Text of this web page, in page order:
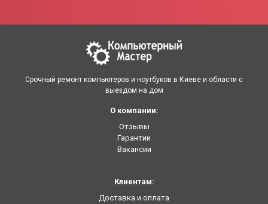
Срочный ремонт компьютеров и ноутбуков в Киеве и области с
выездом на дом
О компании:
Отзывы
Гарантии
Вакансии
Клиентам:
Доставка и оплата